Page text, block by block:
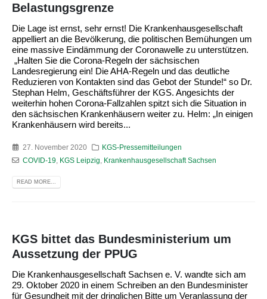
Belastungsgrenze
Die Lage ist ernst, sehr ernst! Die Krankenhausgesellschaft
appelliert an die Bevölkerung, die politischen Bemühungen um
eine massive Eindämmung der Coronawelle zu unterstützen.
„Halten Sie die Corona-Regeln der sächsischen
Landesregierung ein! Die AHA-Regeln und das deutliche
Reduzieren von Kontakten sind das Gebot der Stunde!“ so Dr.
Stephan Helm, Geschäftsführer der KGS. Angesichts der
weiterhin hohen Corona-Fallzahlen spitzt sich die Situation in
den sächsischen Krankenhäusern weiter zu. Helm: „In einigen
Krankenhäusern wird bereits...
27. November 2020
KGS-Pressemitteilungen
COVID-19, KGS Leipzig Krankenhausgesellschaft Sachsen
READ MORE...
KGS bittet das Bundesministerium um
Aussetzung der PPUG
Die Krankenhausgesellschaft Sachsen e. V. wandte sich am
29. Oktober 2020 in einem Schreiben an den Bundesminister
für Gesundheit mit der dringlichen Bitte um Veranlassung der